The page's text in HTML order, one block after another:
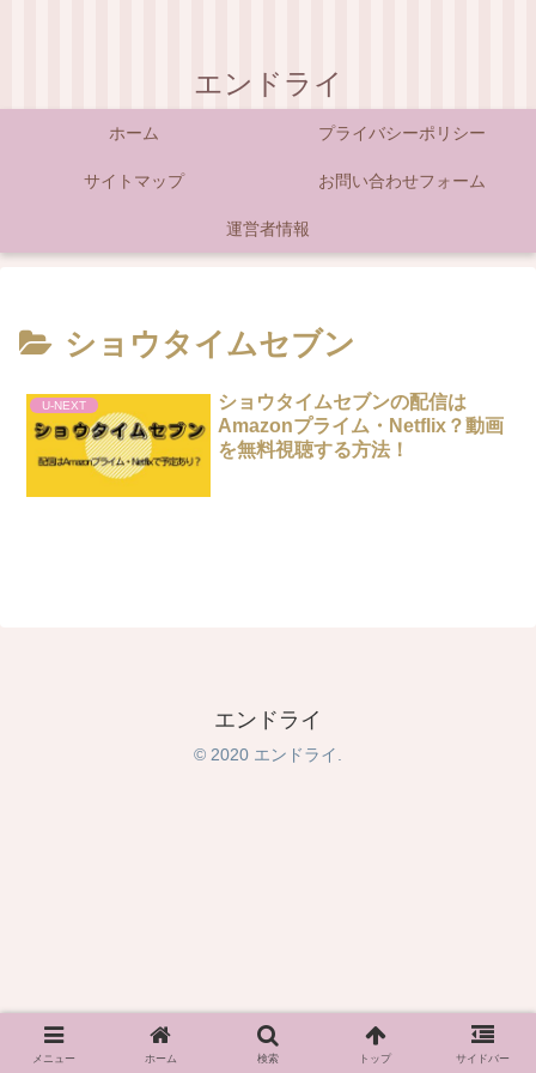
エンドライ
ホーム プライバシーポリシー
サイトマップ お問い合わせフォーム
運営者情報
ショウタイムセブン
U-NEXT
ショウタイムセブンの配信は
Amazonプライム・Netflix？動画
を無料視聴する方法！
エンドライ
© 2020 エンドライ.
メニュー ホーム 検索 トップ サイドバー